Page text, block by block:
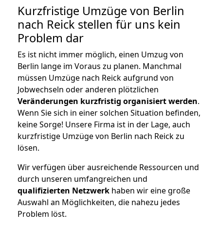
Kurzfristige Umzüge von Berlin
nach Reick stellen für uns kein
Problem dar
Es ist nicht immer möglich, einen Umzug von
Berlin lange im Voraus zu planen. Manchmal
müssen Umzüge nach Reick aufgrund von
Jobwechseln oder anderen plötzlichen
Veränderungen kurzfristig organisiert werden.
Wenn Sie sich in einer solchen Situation befinden,
keine Sorge! Unsere Firma ist in der Lage, auch
kurzfristige Umzüge von Berlin nach Reick zu
lösen.
Wir verfügen über ausreichende Ressourcen und
durch unseren umfangreichen und
qualifizierten Netzwerk haben wir eine große
Auswahl an Möglichkeiten, die nahezu jedes
Problem löst.